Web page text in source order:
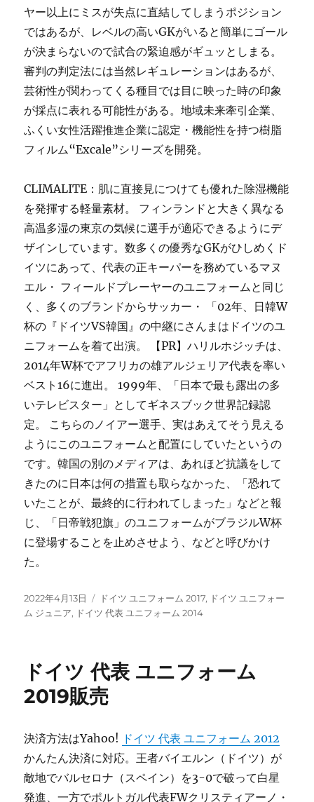
ヤー以上にミスが失点に直結してしまうポジション
ではあるが、レベルの高いGKがいると簡単にゴール
が決まらないので試合の緊迫感がギュッとしまる。
審判の判定法には当然レギュレーションはあるが、
芸術性が関わってくる種目では目に映った時の印象
が採点に表れる可能性がある。地域未来牽引企業、
ふくい女性活躍推進企業に認定・機能性を持つ樹脂
フィルム“Excale”シリーズを開発。
CLIMALITE：肌に直接見につけても優れた除湿機能
を発揮する軽量素材。 フィンランドと大きく異なる
高温多湿の東京の気候に選手が適応できるようにデ
ザインしています。数多くの優秀なGKがひしめくド
イツにあって、代表の正キーパーを務めているマヌ
エル・ フィールドプレーヤーのユニフォームと同じ
く、多くのブランドからサッカー・ 「02年、日韓W
杯の『ドイツVS韓国』の中継にさんまはドイツのユ
ニフォームを着て出演。 【PR】ハリルホジッチは、
2014年W杯でアフリカの雄アルジェリア代表を率い
ベスト16に進出。 1999年、「日本で最も露出の多
いテレビスター」としてギネスブック世界記録認
定。 こちらのノイアー選手、実はあえてそう見える
ようにこのユニフォームと配置にしていたというの
です。韓国の別のメディアは、あれほど抗議をして
きたのに日本は何の措置も取らなかった、「恐れて
いたことが、最終的に行われてしまった」などと報
じ、「日帝戦犯旗」のユニフォームがブラジルW杯
に登場することを止めさせよう、などと呼びかけ
た。
投
稿
2022年4月13日
タ
グ
ドイツ ユニフォーム 2017, ドイツ ユニフォー
ム ジュニア, ドイツ 代表 ユニフォーム 2014
ドイツ 代表 ユニフォーム
2019販売
決済方法はYahoo! ドイツ 代表 ユニフォーム 2012
かんたん決済に対応。王者バイエルン（ドイツ）が
敵地でバルセロナ（スペイン）を3-0で破って白星
発進、一方でポルトガル代表FWクリスティアーノ・